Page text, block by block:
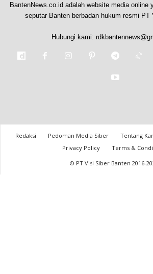
BantenNews.co.id adalah website media online
seputar Banten berbadan hukum resmi PT
Hubungi kami:
Redaksi Pedoman Media Siber Tentang
Privacy Policy
Terms &
© PT Visi Siber Banten 2016-